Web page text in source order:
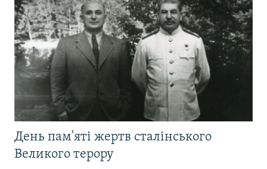
День пам'яті жертв сталінського
Великого терору